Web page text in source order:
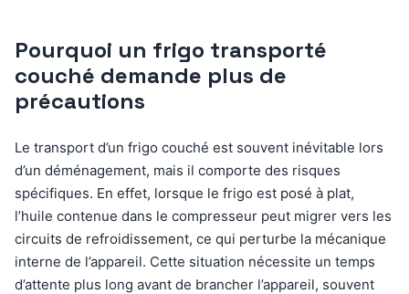
Pourquoi un frigo transporté
couché demande plus de
précautions
Le transport d’un frigo couché est souvent inévitable lors
d’un déménagement, mais il comporte des risques
spécifiques. En effet, lorsque le frigo est posé à plat,
l’huile contenue dans le compresseur peut migrer vers les
circuits de refroidissement, ce qui perturbe la mécanique
interne de l’appareil. Cette situation nécessite un temps
d’attente plus long avant de brancher l’appareil, souvent